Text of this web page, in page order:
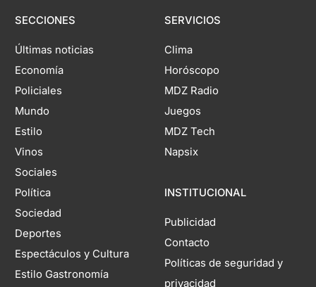
SECCIONES
Últimas noticias
Economía
Policiales
Mundo
Estilo
Vinos
Sociales
Política
Sociedad
Deportes
Espectáculos y Cultura
Estilo Gastronomía
SERVICIOS
Clima
Horóscopo
MDZ Radio
Juegos
MDZ Tech
Napsix
INSTITUCIONAL
Publicidad
Contacto
Políticas de seguridad y
privacidad